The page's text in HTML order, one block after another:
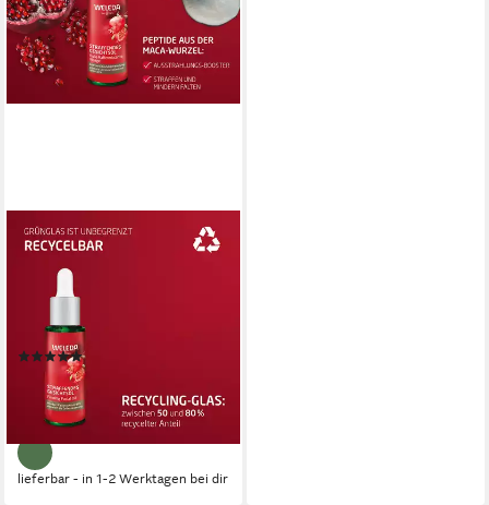
WELEDA
Gesichtsöl STRAFFENDES
Zellerneuerung und fettet
nicht
ab 16,99 €
(566,33 €/ 1 l)
-23%
lieferbar - in 1-2 Werktagen bei dir